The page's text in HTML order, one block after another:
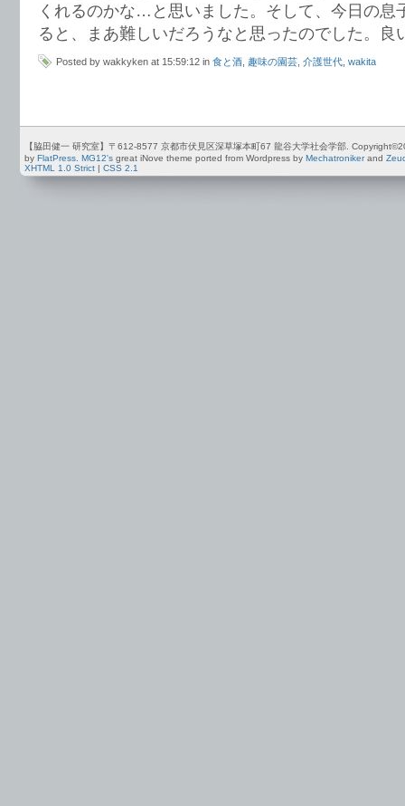
くれるのかな…と思いました。そして、今日の息
ると、まあ難しいだろうなと思ったのでした。良
Posted by wakkyken at 15:59:12 in 食と酒 趣味の園芸 介護世代 wakita
【脇田健一 研究室】〒612-8577 京都市伏見区深草塚本町67 龍谷大学社会学部.
by FlatPress MG12's great iNove theme ported from Wordpress by Mechatronikerand
XHTML 1.0 Strict | CSS 2.1